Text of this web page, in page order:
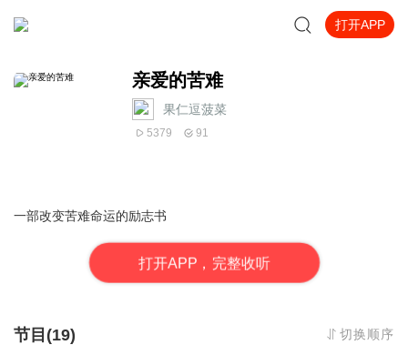
打开APP
亲爱的苦难
果仁逗菠菜
5379 91
一部改变苦难命运的励志书
打开APP，完整收听
节目(19) 切换顺序